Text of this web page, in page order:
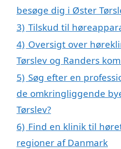
besøge dig i Øster
3) Tilskud til
4) Oversigt over
Tørslev og Randers
5) Søg efter en
de omkringliggende
Tørslev?
6) Find en klinik til
regioner af Danmark